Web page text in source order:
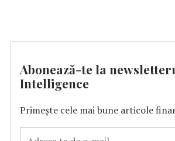
Abonează-te la
Intelligence
Primește cele mai bune articole